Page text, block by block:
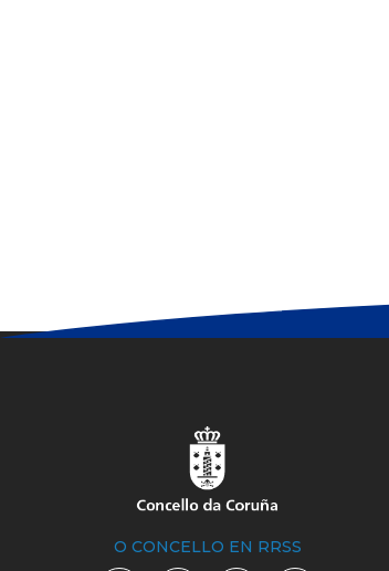
O CONCELLO EN RRSS